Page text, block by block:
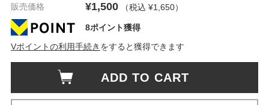
販売価格 ¥1,500 （税込 ¥1,650）
8ポイント獲得
Vポイントの利用手続き をすると獲得できます
ADD TO CART